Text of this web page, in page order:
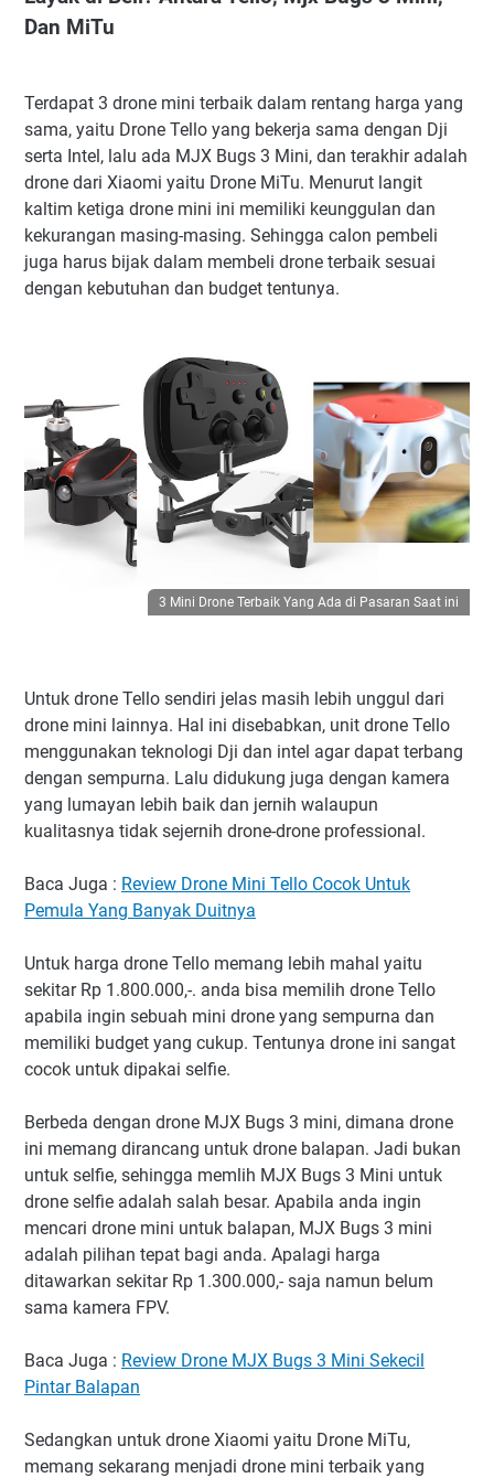
Dan MiTu
Terdapat 3 drone mini terbaik dalam rentang harga yang
sama, yaitu Drone Tello yang bekerja sama dengan Dji
serta Intel, lalu ada MJX Bugs 3 Mini, dan terakhir adalah
drone dari Xiaomi yaitu Drone MiTu. Menurut langit
kaltim ketiga drone mini ini memiliki keunggulan dan
kekurangan masing-masing. Sehingga calon pembeli
juga harus bijak dalam membeli drone terbaik sesuai
dengan kebutuhan dan budget tentunya.
3 Mini Drone Terbaik Yang Ada di Pasaran Saat ini
Untuk drone Tello sendiri jelas masih lebih unggul dari
drone mini lainnya. Hal ini disebabkan, unit drone Tello
menggunakan teknologi Dji dan intel agar dapat terbang
dengan sempurna. Lalu didukung juga dengan kamera
yang lumayan lebih baik dan jernih walaupun
kualitasnya tidak sejernih drone-drone professional.
Baca Juga : Review Drone Mini Tello Cocok Untuk
Pemula Yang Banyak Duitnya
Untuk harga drone Tello memang lebih mahal yaitu
sekitar Rp 1.800.000,-. anda bisa memilih drone Tello
apabila ingin sebuah mini drone yang sempurna dan
memiliki budget yang cukup. Tentunya drone ini sangat
cocok untuk dipakai selfie.
Berbeda dengan drone MJX Bugs 3 mini, dimana drone
ini memang dirancang untuk drone balapan. Jadi bukan
untuk selfie, sehingga memlih MJX Bugs 3 Mini untuk
drone selfie adalah salah besar. Apabila anda ingin
mencari drone mini untuk balapan, MJX Bugs 3 mini
adalah pilihan tepat bagi anda. Apalagi harga
ditawarkan sekitar Rp 1.300.000,- saja namun belum
sama kamera FPV.
Baca Juga : Review Drone MJX Bugs 3 Mini Sekecil
Pintar Balapan
Sedangkan untuk drone Xiaomi yaitu Drone MiTu,
memang sekarang menjadi drone mini terbaik yang